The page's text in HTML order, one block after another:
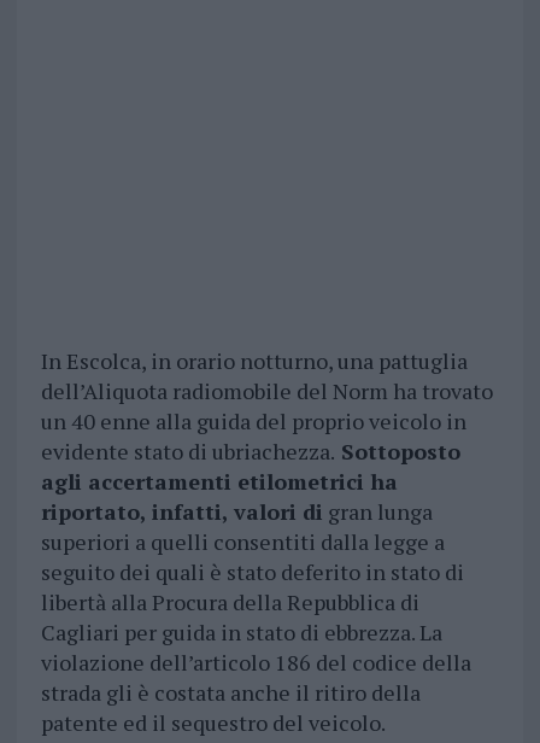
In Escolca, in orario notturno, una pattuglia
dell’Aliquota radiomobile del Norm ha trovato
un 40 enne alla guida del proprio veicolo in
evidente stato di ubriachezza. Sottoposto
agli accertamenti etilometrici ha
riportato, infatti, valori di gran lunga
superiori a quelli consentiti dalla legge a
seguito dei quali è stato deferito in stato di
libertà alla Procura della Repubblica di
Cagliari per guida in stato di ebbrezza. La
violazione dell’articolo 186 del codice della
strada gli è costata anche il ritiro della
patente ed il sequestro del veicolo.